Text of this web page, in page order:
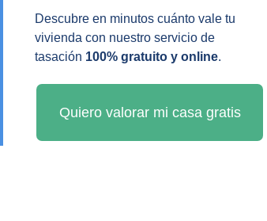
Quiero valorar mi casa gratis
Descubre en minutos cuánto vale tu
vivienda con nuestro servicio de
tasación 100% gratuito y online.